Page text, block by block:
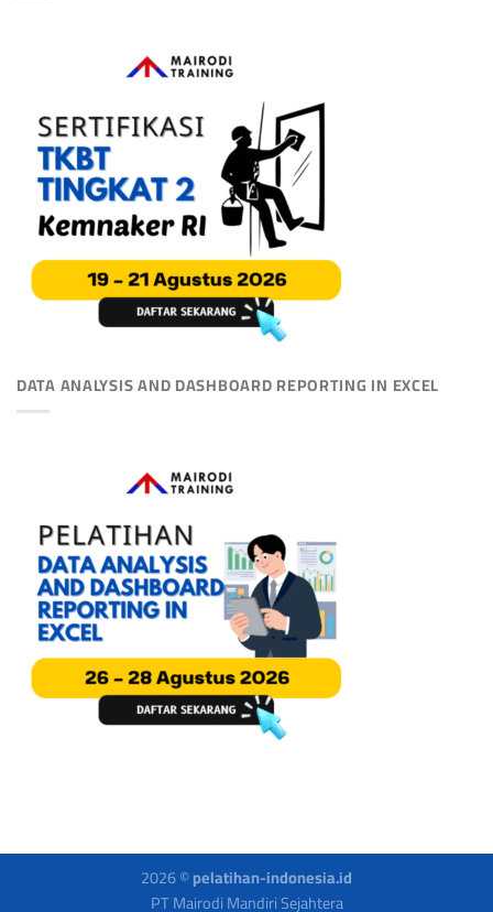
DATA ANALYSIS AND DASHBOARD REPORTING IN EXCEL
2026 ©pelatihan-indonesia.id
PT Mairodi Mandiri Sejahtera